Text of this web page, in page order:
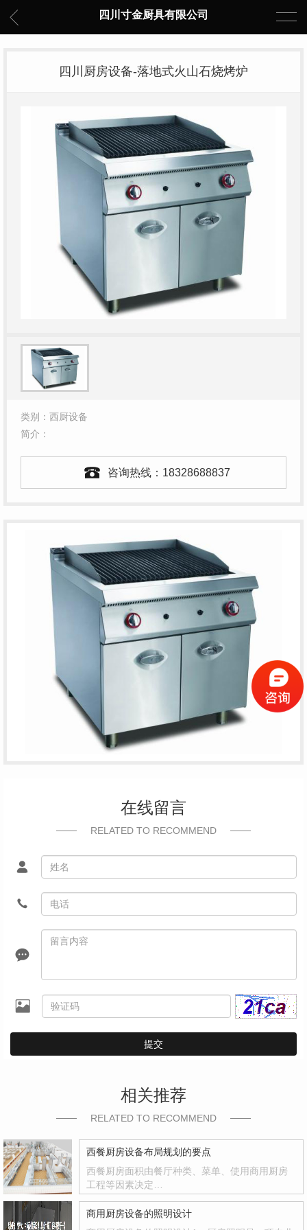
四川寸金厨具有限公司
四川厨房设备-落地式火山石烧烤炉
类别：西厨设备
简介：
咨询热线： 18328688837
在线留言
RELATED TO RECOMMEND
提交
相关推荐
RELATED TO RECOMMEND
西餐厨房设备布局规划的要点
西餐厨房面积由餐厅种类、菜单、使用商用厨房
工程等因素决定…
商用厨房设备的照明设计